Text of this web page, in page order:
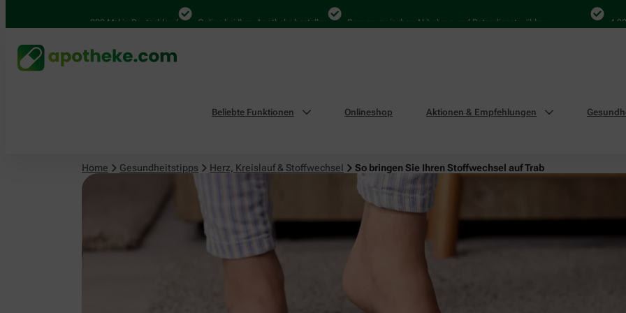
4.000 Mal in Deutschland Online bei Ihrer Apotheke bestellen Bequem zwischen Abholung und Botendienst wählen 4.000 Mal
Beliebte Funktionen Onlineshop Aktionen & Empfehlungen
Home Gesundheitstipps Herz, Kreislauf & Stoffwechsel So bringen Sie Ihren Stoffwechsel auf Trab
Herz, Kreislauf & Stoffwechsel